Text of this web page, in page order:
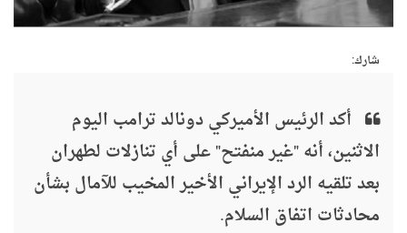
شارك:
أكد الرئيس الأميركي دونالد ترامب اليوم
الاثنين، أنه "غير منفتح" على أي تنازلات لطهران
بعد تلقيه الرد الإيراني الأخير المخيب للآمال بشأن
محادثات اتفاق السلام.